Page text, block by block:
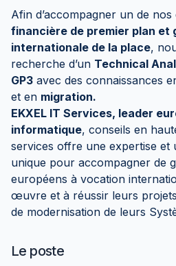
Afin d’accompagner un de nos
financière de premier plan et
internationale de la place,
recherche d’un Technical
GP3 avec des connaissances
et en migration.
EKXEL IT Services, leader
informatique, conseils en
services offre une expertise et
unique pour accompagner de
européens à vocation
œuvre et à réussir leurs
de modernisation de leurs
Le poste